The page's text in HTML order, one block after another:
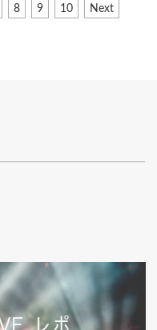
ペ
8
ペ
9
ペ
10
次
Next